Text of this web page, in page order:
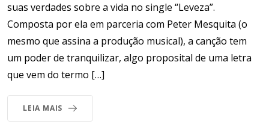
suas verdades sobre a vida no single “Leveza”.
Composta por ela em parceria com Peter Mesquita (o
mesmo que assina a produção musical), a canção tem
um poder de tranquilizar, algo proposital de uma letra
que vem do termo […]
LEIA MAIS